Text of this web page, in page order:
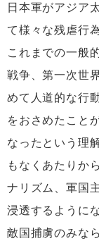
日本軍がアジア
て様々な残虐行
これまでの一般
戦争、第一次世
めて人道的な行
をおさめたこと
なったという理
もなくあたりか
ナリズム、軍国
浸透するように
敵国捕虜のみな